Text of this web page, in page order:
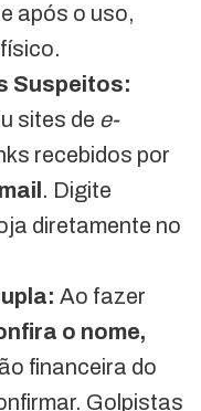
após o uso,
Suspeitos:
sites de e-
recebidos por
. Digite
diretamente no
Ao fazer
o nome,
financeira do
Golpistas